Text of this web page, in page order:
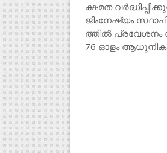
ക്ഷമത
ജിംനേഷ്യം
ത്തിൽ
76 ഓളം ആധുനിക